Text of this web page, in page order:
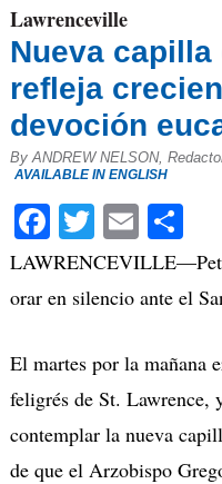
Lawrenceville
Nueva capilla
refleja
devoción
By ANDREW NELSON,
AVAILABLE IN ENGLISH
Facebook
Twitter
Email
orar en silencio ante el
El martes por la mañana
feligrés de St. Lawrence,
contemplar la nueva
de que el Arzobispo